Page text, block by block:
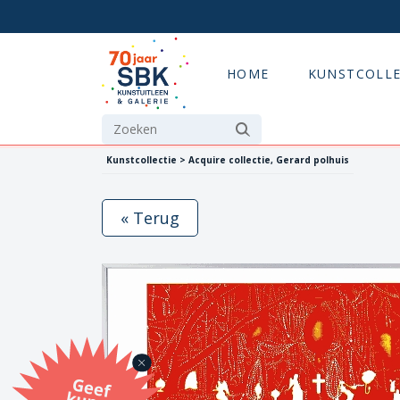
HOME
Kunstcollectie > Acquire collectie, Gerard polhuis
G
eef
u
n
st
a
d
o
m
et
e SB
K
u
n
stb
o
n
« Terug